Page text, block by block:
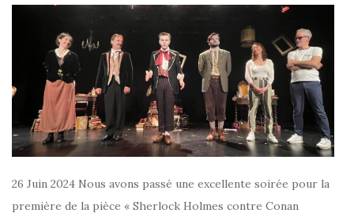
26 Juin 2024 Nous avons passé une excellente soirée pour la
première de la pièce « Sherlock Holmes contre Conan